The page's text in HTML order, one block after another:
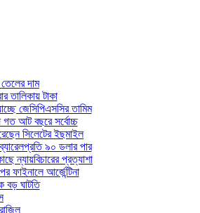
দাম
তালিকায় টাকা
জেসিপিএসসির তামিম
গত আট বছরে সর্বোচ্চ
সিলেটের ইছমাইল
৯০ ডলার পার
ন্যায়বিচারের প্রত্যাশা
ফাইনালে আর্জেন্টিনা
বড় ঘাটতি